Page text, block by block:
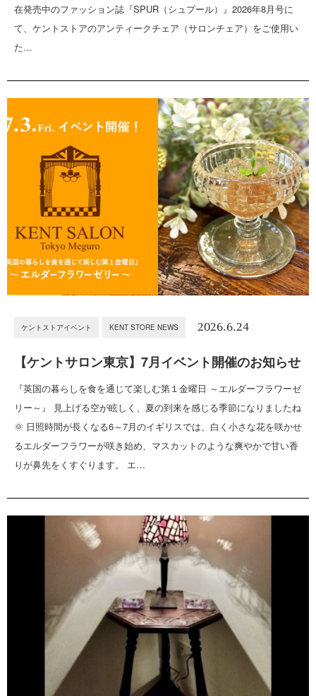
在発売中のファッション誌『SPUR（シュプール）』2026年8月号に
て、ケントストアのアンティークチェア（サロンチェア）をご使用い
た…
ケントストアイベント KENT STORE NEWS 2026.6.24
【ケントサロン東京】7月イベント開催のお知らせ
『英国の暮らしを食を通じて楽しむ第１金曜日 ～エルダーフラワーゼ
リー～』 見上げる空が眩しく、夏の到来を感じる季節になりましたね
🌞 日照時間が長くなる6～7月のイギリスでは、白く小さな花を咲かせ
るエルダーフラワーが咲き始め、マスカットのような爽やかで甘い香
りが鼻先をくすぐります。 エ…